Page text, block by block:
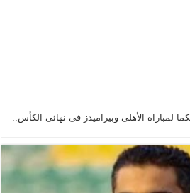
لمباراة الأهلى وبيراميدز فى نهائى الكأس..